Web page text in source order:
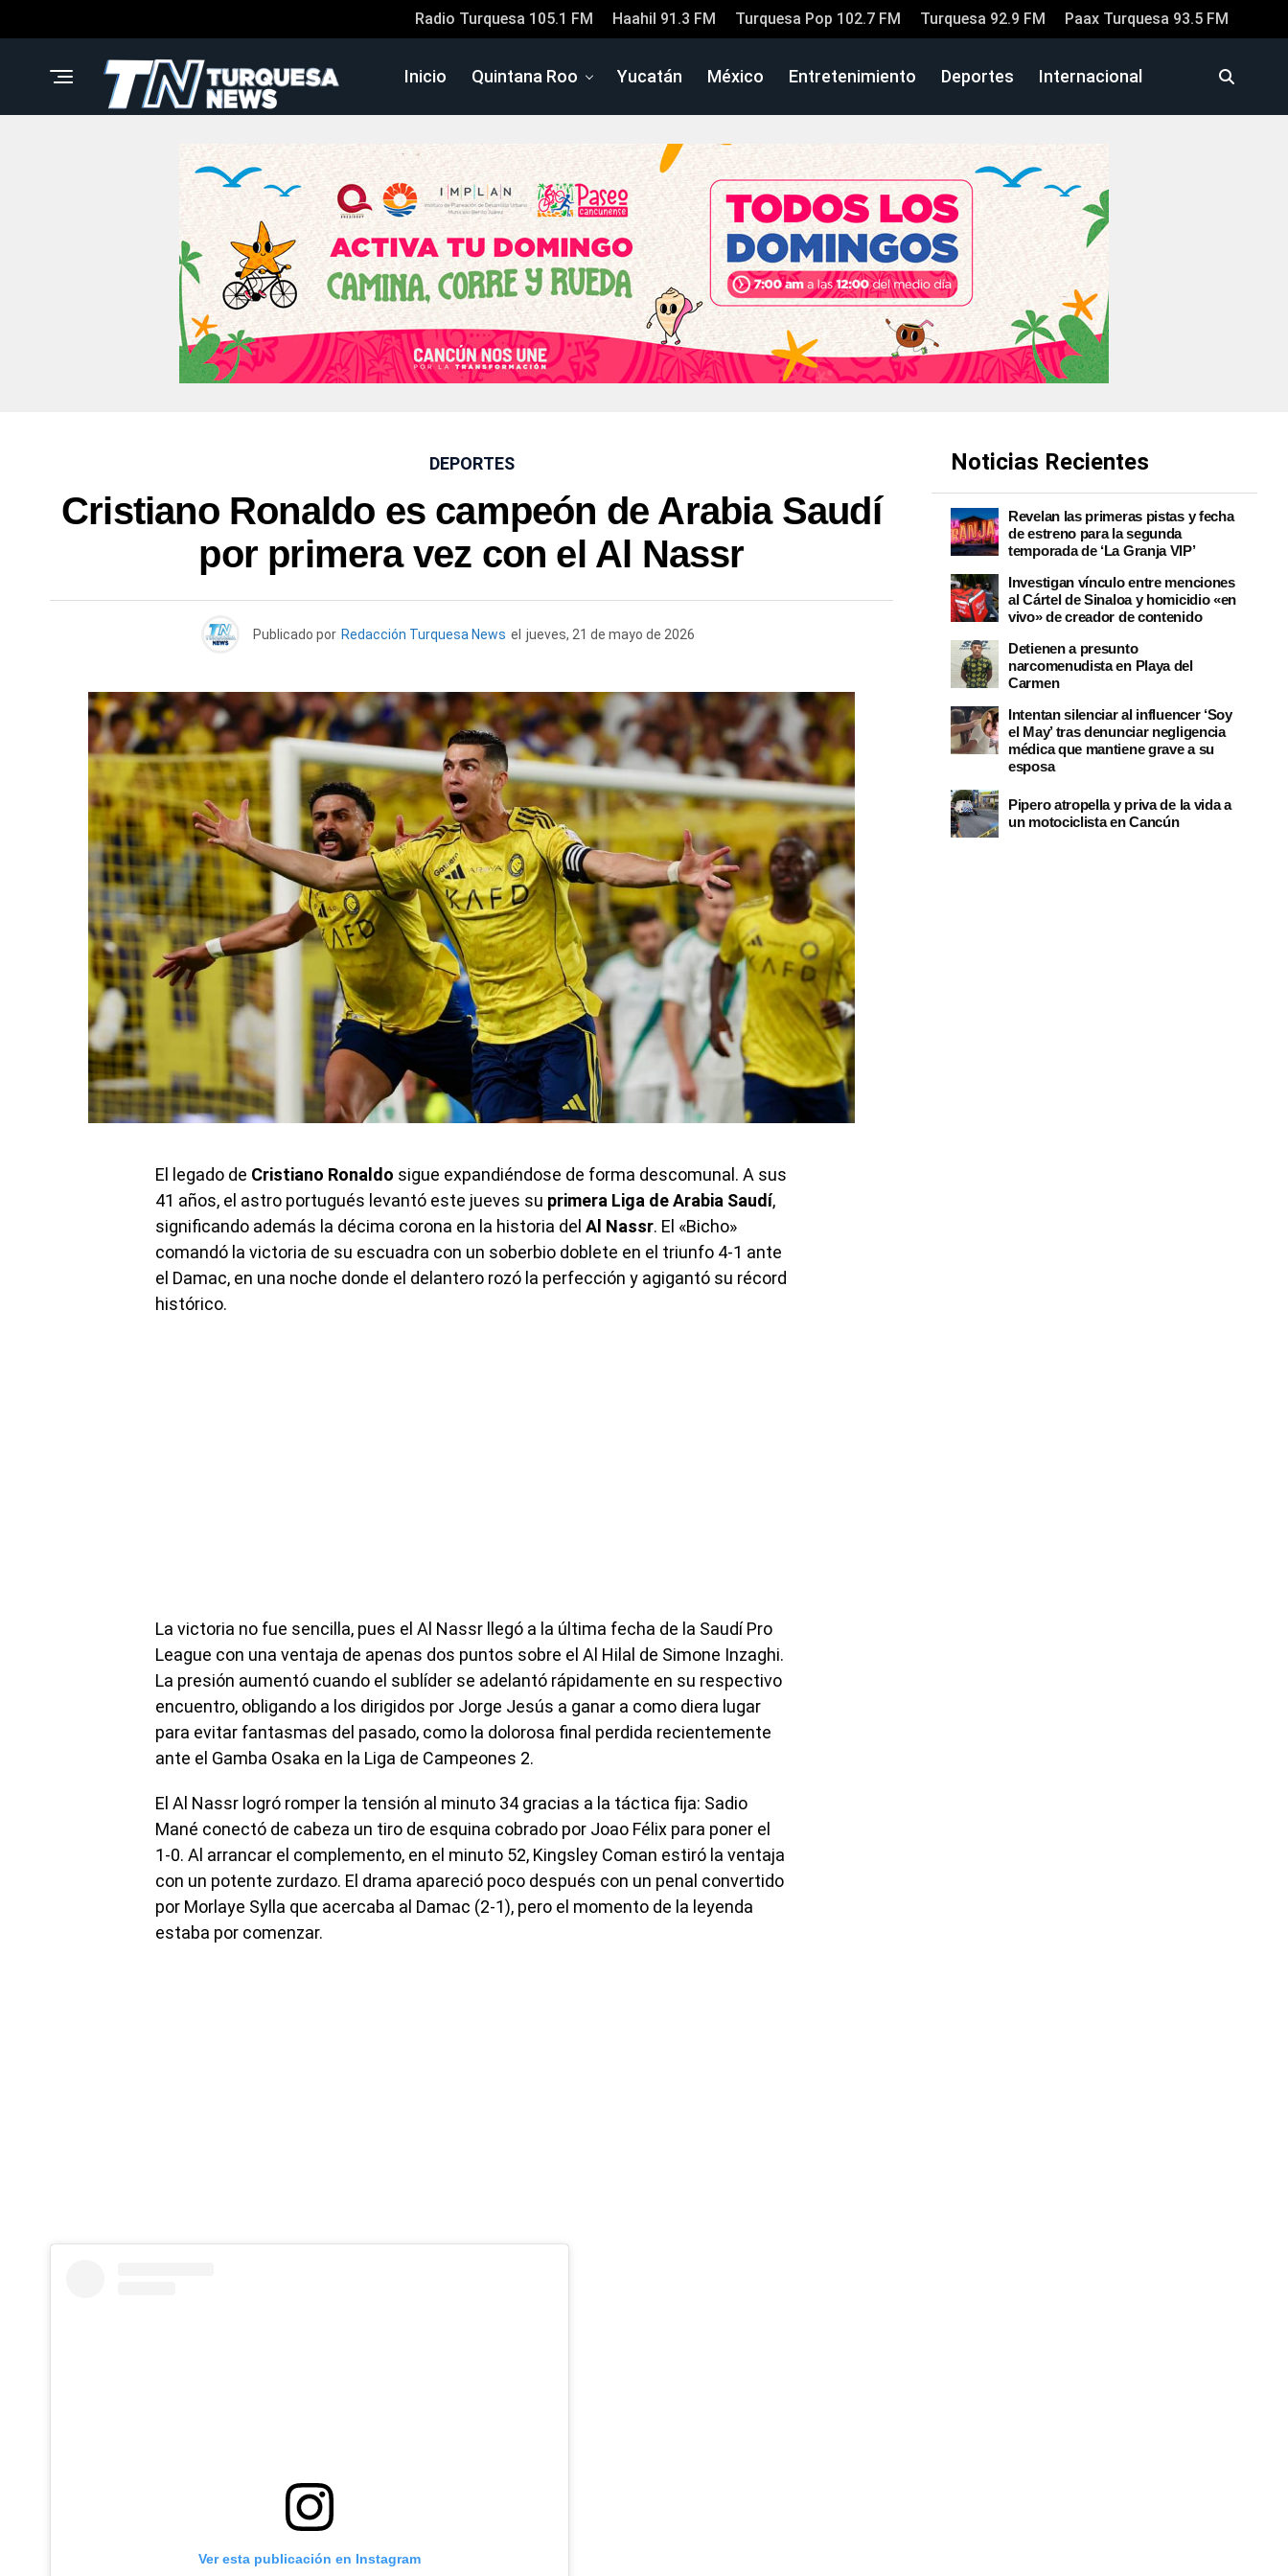
Radio Turquesa 105.1 FM Haahil 91.3 FM Turquesa Pop 102.7 FM Turquesa 92.9 FM Paax Turquesa 93.5 FM
Inicio Quintana Roo Yucatán México Entretenimiento Deportes Internacional
DEPORTES
Cristiano Ronaldo es campeón de Arabia Saudí
por primera vez con el Al Nassr
Publicado por Redacción Turquesa News el jueves, 21 de mayo de 2026
El legado de Cristiano Ronaldo sigue expandiéndose de forma descomunal. A sus
41 años, el astro portugués levantó este jueves su primera Liga de Arabia Saudí,
significando además la décima corona en la historia del Al Nassr. El «Bicho»
comandó la victoria de su escuadra con un soberbio doblete en el triunfo 4-1 ante
el Damac, en una noche donde el delantero rozó la perfección y agigantó su récord
histórico.
La victoria no fue sencilla, pues el Al Nassr llegó a la última fecha de la Saudí Pro
League con una ventaja de apenas dos puntos sobre el Al Hilal de Simone Inzaghi.
La presión aumentó cuando el sublíder se adelantó rápidamente en su respectivo
encuentro, obligando a los dirigidos por Jorge Jesús a ganar a como diera lugar
para evitar fantasmas del pasado, como la dolorosa final perdida recientemente
ante el Gamba Osaka en la Liga de Campeones 2.
El Al Nassr logró romper la tensión al minuto 34 gracias a la táctica fija: Sadio
Mané conectó de cabeza un tiro de esquina cobrado por Joao Félix para poner el
1-0. Al arrancar el complemento, en el minuto 52, Kingsley Coman estiró la ventaja
con un potente zurdazo. El drama apareció poco después con un penal convertido
por Morlaye Sylla que acercaba al Damac (2-1), pero el momento de la leyenda
estaba por comenzar.
Ver esta publicación en Instagram
Noticias Recientes
Revelan las primeras pistas y fecha
de estreno para la segunda
temporada de ‘La Granja VIP’
Investigan vínculo entre menciones
al Cártel de Sinaloa y homicidio «en
vivo» de creador de contenido
Detienen a presunto
narcomenudista en Playa del
Carmen
Intentan silenciar al influencer ‘Soy
el May’ tras denunciar negligencia
médica que mantiene grave a su
esposa
Pipero atropella y priva de la vida a
un motociclista en Cancún